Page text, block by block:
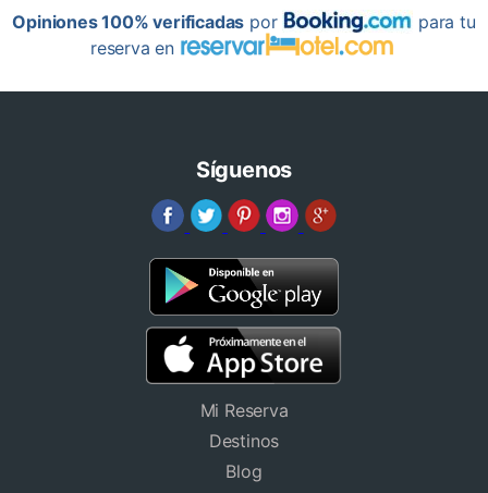
Opiniones 100% verificadas por
para tu
reserva en
Síguenos
Mi Reserva
Destinos
Blog